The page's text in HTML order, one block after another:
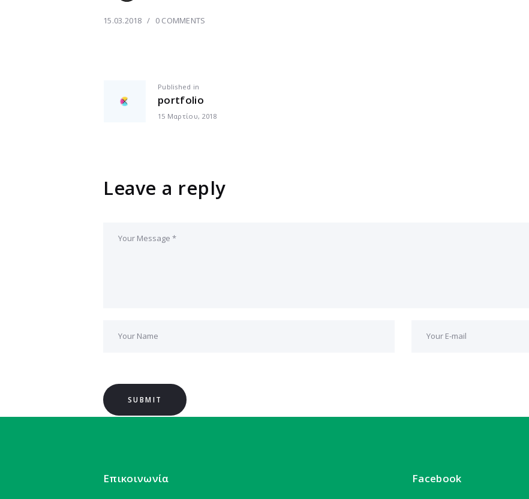
15.03.2018 0 COMMENTS
ΠΛΟΉΓΗΣΗ
ΆΡΘΡΩΝ
Published in
post:
portfolio
15 Μαρτίου, 2018
Leave a reply
Επικοινωνία Facebook